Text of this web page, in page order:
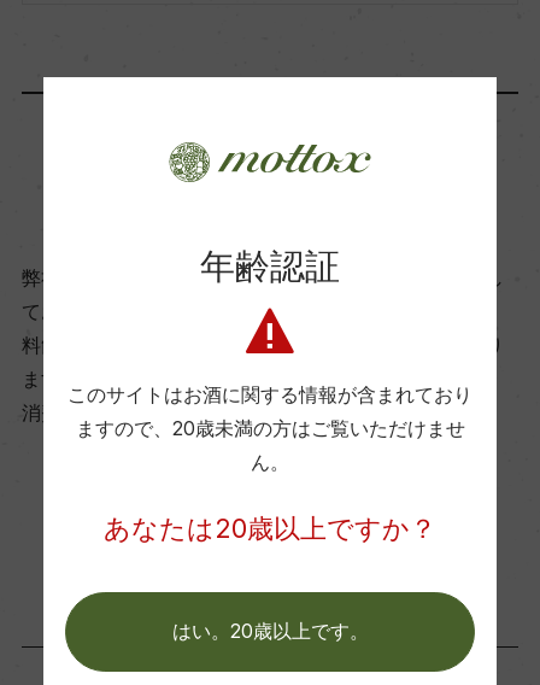
コンクール入賞歴
ー
海外ワイン専門誌評価歴
Wine Advocate 獲得点
国内ワイン専門誌評価歴
商品に関するお問い合わせはこちら
弊社は、酒類販売業免許をお持ちの販売店様とお取引し
ております。
料飲店様には帳合酒販店様を通して商品を提供しており
ます。
消費者様には酒販店様の紹介をしております
お取り寄せ可能店一覧はこちら
年齢認証
このサイトはお酒に関する情報が含まれており
ますので、 20歳未満の方はご覧いただけませ
ん。
あなたは20歳以上ですか？
はい。20歳以上です。